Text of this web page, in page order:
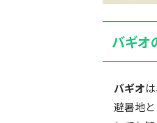
バギオ
バギオ
避暑地